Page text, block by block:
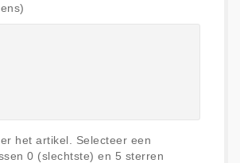
het artikel. Selecteer een
0 (slechtste) en 5 sterren